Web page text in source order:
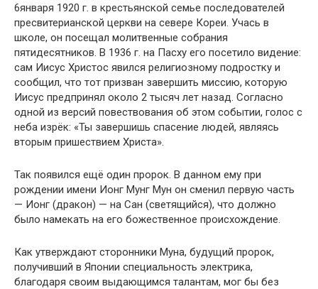
6января 1920 г. в крестьянской семье последователей
пресвитерианской церкви на севере Кореи. Учась в
школе, он посещал молитвенные собрания
пятидесятников. В 1936 г. на Пасху его посетило видение:
сам Иисус Христос явился религиозному подростку и
сообщил, что тот призван завершить миссию, которую
Иисус предпринял около 2 тысяч лет назад. Согласно
одной из версий повествования об этом событии, голос с
неба изрёк: «Ты завершишь спасение людей, являясь
вторым пришествием Христа».
Так появился ещё один пророк. В данном ему при
рождении имени Ионг Мунг Мун он сменил первую часть
— Ионг (дракон) — на Сан (светящийся), что должно
было намекать на его божественное происхождение.
Как утверждают сторонники Муна, будущий пророк,
получивший в Японии специальность электрика,
благодаря своим выдающимся талантам, мог бы без